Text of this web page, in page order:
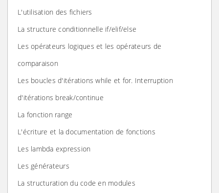
L'utilisation des fichiers
La structure conditionnelle if/elif/else
Les opérateurs logiques et les opérateurs de
comparaison
Les boucles d'itérations while et for. Interruption
d'itérations break/continue
La fonction range
L'écriture et la documentation de fonctions
Les lambda expression
Les générateurs
La structuration du code en modules